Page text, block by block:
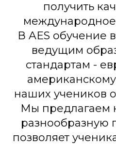
получить
В AES обучение
ведущим
стандартам -
наших учеников
Мы предлагаем
разнообразную
позволяет